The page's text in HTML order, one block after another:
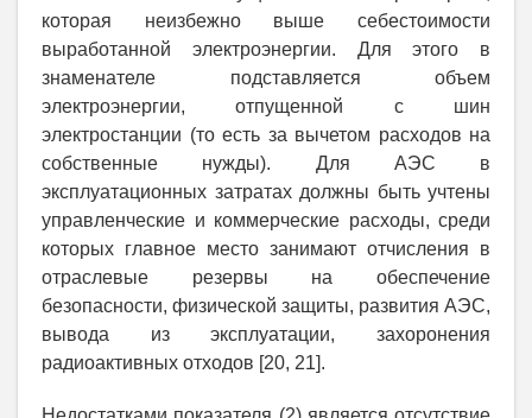
которая неизбежно выше себестоимости
выработанной электроэнергии. Для этого в
знаменателе подставляется объем
электроэнергии, отпущенной с шин
электростанции (то есть за вычетом расходов на
собственные нужды). Для АЭС в
эксплуатационных затратах должны быть учтены
управленческие и коммерческие расходы, среди
которых главное место занимают отчисления в
отраслевые резервы на обеспечение
безопасности, физической защиты, развития АЭС,
вывода из эксплуатации, захоронения
радиоактивных отходов [20, 21].